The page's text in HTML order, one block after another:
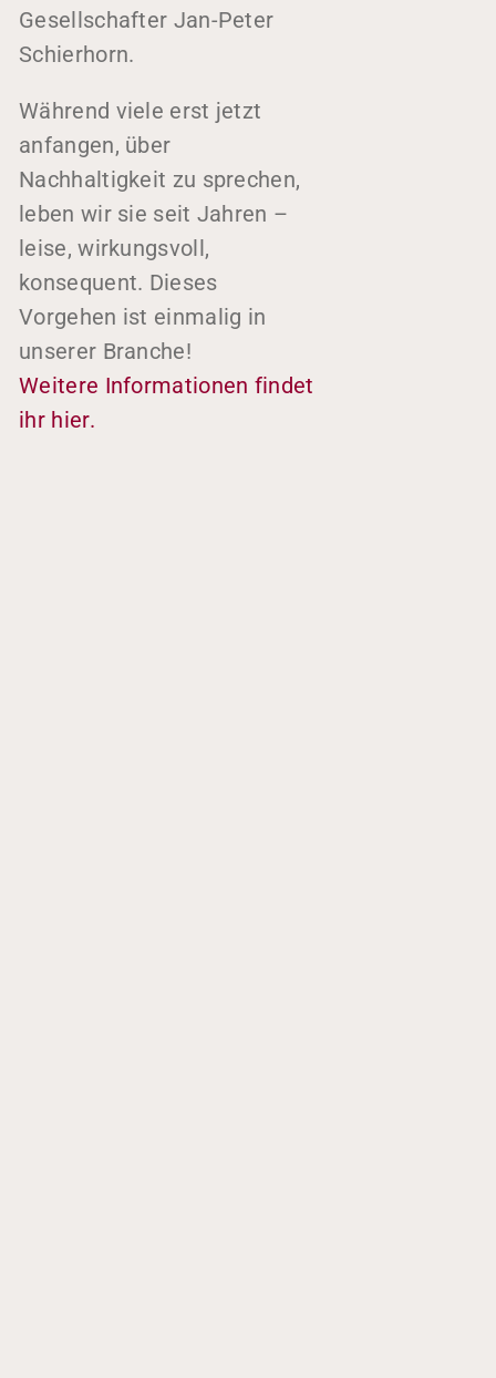
Gesellschafter Jan-Peter
Schierhorn.
Während viele erst jetzt
anfangen, über
Nachhaltigkeit zu sprechen,
leben wir sie seit Jahren –
leise, wirkungsvoll,
konsequent. Dieses
Vorgehen ist einmalig in
unserer Branche!
Weitere Informationen findet
ihr hier.